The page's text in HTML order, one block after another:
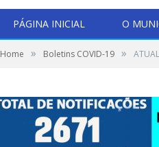
PÁGINA INICIAL O
Home » Boletins COVID-19 »